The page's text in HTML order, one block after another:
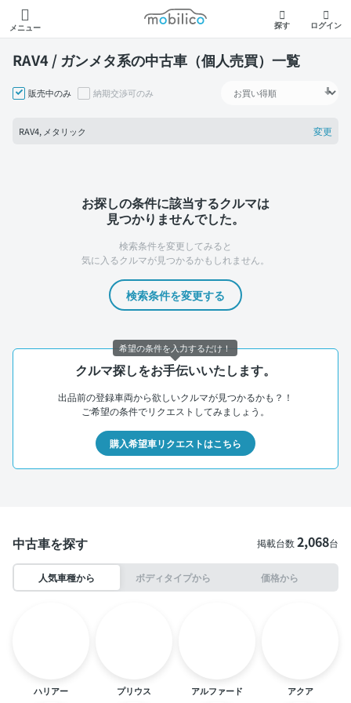
メニュー
モビリコ
探す ログイン
RAV4 / ガンメタ系の中古車（個人売買）一覧
販売中のみ 納期交渉可のみ
RAV4, メタリック 変更
お探しの条件に該当するクルマは
見つかりませんでした。
検索条件を変更してみると
気に入るクルマが見つかるかもしれません。
検索条件を変更する
クルマ探しをお手伝いいたします。
出品前の登録車両から欲しいクルマが見つかるかも？！
ご希望の条件でリクエストしてみましょう。
購入希望車リクエストはこちら
中古車を探す 掲載台数2,068台
人気車種から ボディタイプから 価格から
ハリアー プリウス アルファード アクア
希望の条件を入力するだけ！